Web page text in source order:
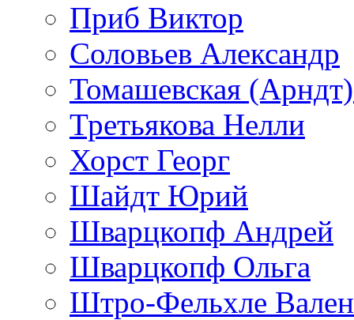
Приб Виктор
Соловьев Александр
Томашевская
Третьякова Нелли
Хорст Георг
Шайдт Юрий
Шварцкопф Андрей
Шварцкопф Ольга
Штро-Фельхле